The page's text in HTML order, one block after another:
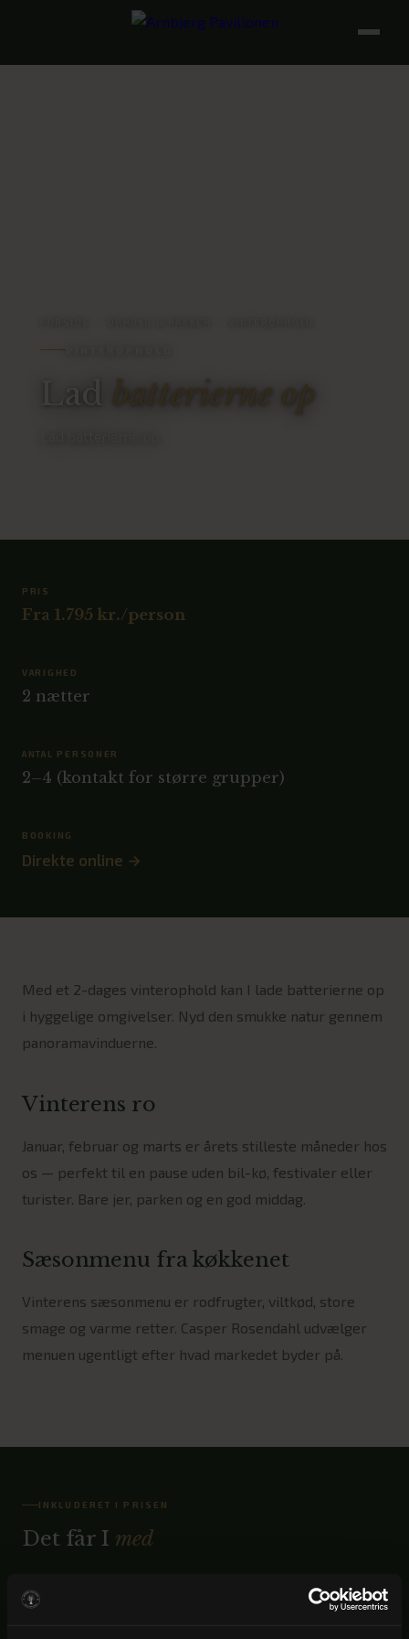
Lad batterierne op
PRIS
Fra 1.795 kr./person
VARIGHED
2 nætter
ANTAL PERSONER
2–4 (kontakt for større grupper)
BOOKING
Direkte online →
Med et 2-dages vinterophold kan I lade batterierne op
i hyggelige omgivelser. Nyd den smukke natur gennem
panoramavinduerne.
Vinterens ro
Januar, februar og marts er årets stilleste måneder hos
os — perfekt til en pause uden bil-kø, festivaler eller
turister. Bare jer, parken og en god middag.
Sæsonmenu fra køkkenet
Vinterens sæsonmenu er rodfrugter, viltkød, store
smage og varme retter. Casper Rosendahl udvælger
menuen ugentligt efter hvad markedet byder på.
INKLUDERET I PRISEN
Det får I med
2 overnatninger